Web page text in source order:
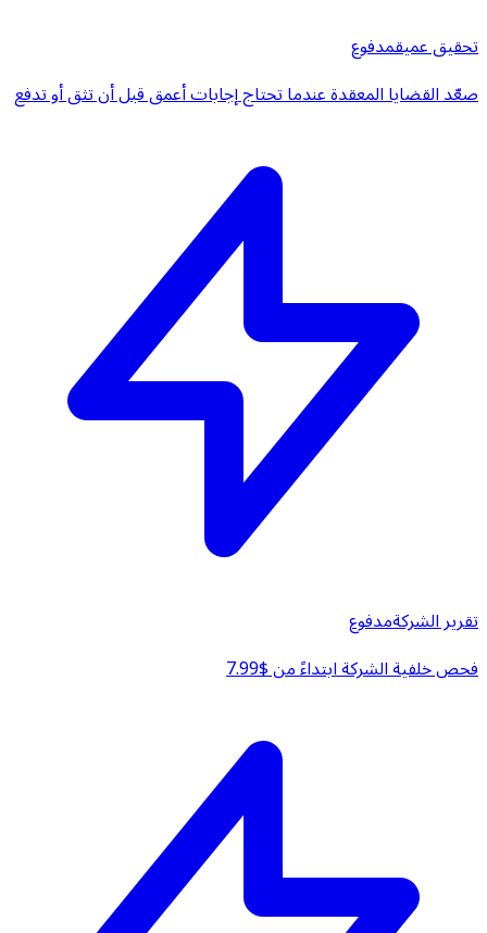
تحقيق عميقمدفوع
صعّد القضايا المعقدة عندما تحتاج إجابات أعمق قبل أن تثق أو تدفع
تقرير الشركةمدفوع
فحص خلفية الشركة ابتداءً من $7.99